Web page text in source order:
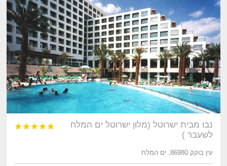
נבו מבית ישרוטל (מלון ישרוטל ים המלח
לשעבר )





עין בוקק 86980, ים המלח